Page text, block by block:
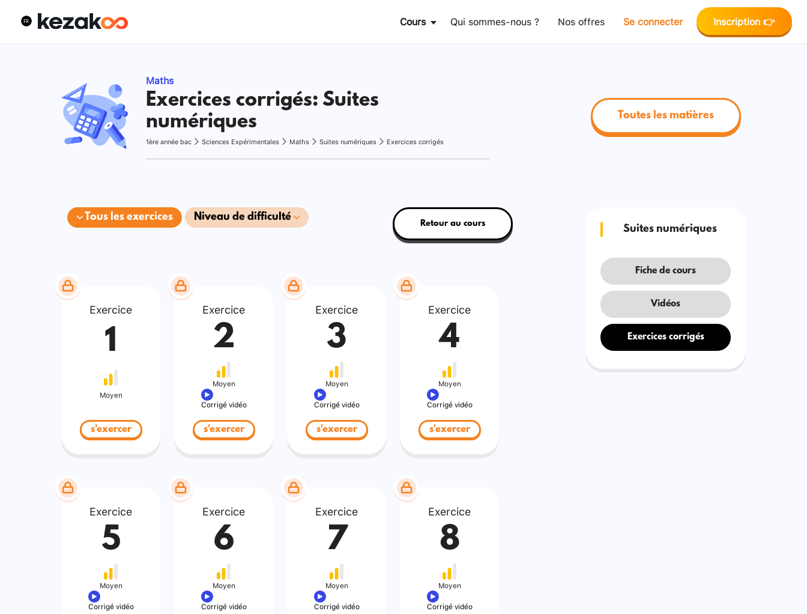
Cours Qui sommes-nous ? Nos offres Se connecter Inscription 👉
Maths
Exercices corrigés: Suites
numériques
1ère année bac Sciences Expérimentales Maths Suites numériques Exercices corrigés
Toutes les matières
Tous les exercices Niveau de difficulté
Retour au cours
Exercice
1
Moyen
s'exercer
Exercice
2
Moyen
Corrigé vidéo
s'exercer
Exercice
3
Moyen
Corrigé vidéo
s'exercer
Exercice
4
Moyen
Corrigé vidéo
s'exercer
Exercice
5
Moyen
Corrigé vidéo
Exercice
6
Moyen
Corrigé vidéo
Exercice
7
Moyen
Corrigé vidéo
Exercice
8
Moyen
Corrigé vidéo
Suites numériques
Fiche de cours
Vidéos
Exercices corrigés